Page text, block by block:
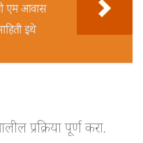
एम आवास
इथे
प्रक्रिया पूर्ण करा.